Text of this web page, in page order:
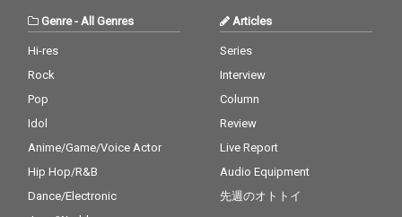
Genre- All Genres
Hi-res
Rock
Pop
Idol
Anime/Game/Voice Actor
Hip Hop/R&B
Dance/Electronic
Articles
Series
Interview
Column
Review
Live Report
Audio Equipment
先週のオトトイ